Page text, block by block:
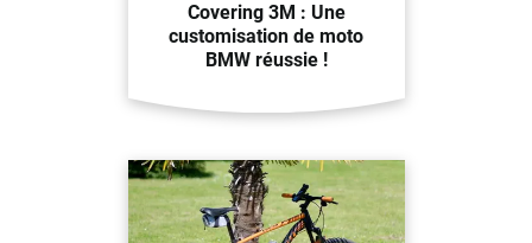
Covering 3M : Une
customisation de moto
BMW réussie !